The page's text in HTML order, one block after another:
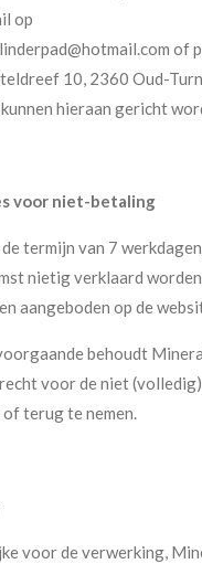
op
of
10, 2360 Oud-
hieraan gericht
voor niet-betaling
termijn van 7
nietig verklaard
aangeboden op de
behoudt
voor de niet
terug te nemen.
voor de verwerking,